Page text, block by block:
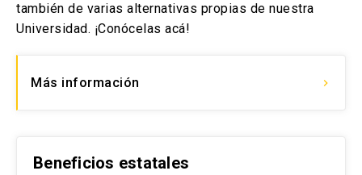
también de varias alternativas propias de nuestra
Universidad. ¡Conócelas acá!
Más información keyboard_arrow_right
Beneficios estatales